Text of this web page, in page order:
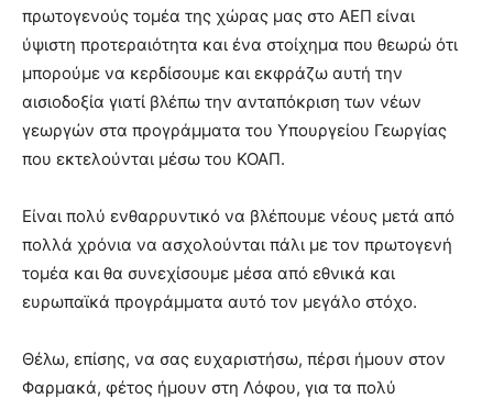
πρωτογενούς τομέα της χώρας μας στο ΑΕΠ είναι
ύψιστη προτεραιότητα και ένα στοίχημα που θεωρώ ότι
μπορούμε να κερδίσουμε και εκφράζω αυτή την
αισιοδοξία γιατί βλέπω την ανταπόκριση των νέων
γεωργών στα προγράμματα του Υπουργείου Γεωργίας
που εκτελούνται μέσω του ΚΟΑΠ.
Είναι πολύ ενθαρρυντικό να βλέπουμε νέους μετά από
πολλά χρόνια να ασχολούνται πάλι με τον πρωτογενή
τομέα και θα συνεχίσουμε μέσα από εθνικά και
ευρωπαϊκά προγράμματα αυτό τον μεγάλο στόχο.
Θέλω, επίσης, να σας ευχαριστήσω, πέρσι ήμουν στον
Φαρμακά, φέτος ήμουν στη Λόφου, για τα πολύ